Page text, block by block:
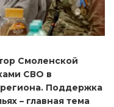
Смоленской
СВО в
Поддержка
– главная тема